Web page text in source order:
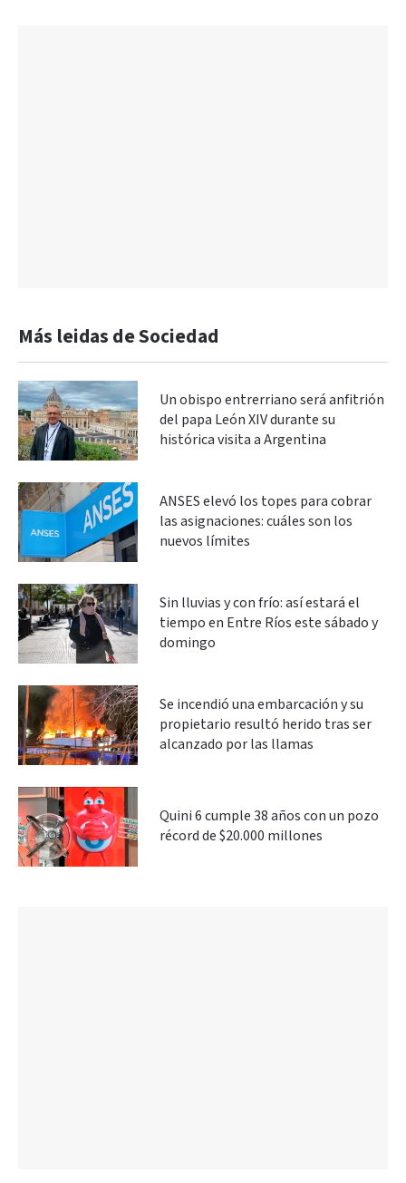
Más leidas de Sociedad
Un obispo entrerriano será anfitrión
del papa León XIV durante su
histórica visita a Argentina
ANSES elevó los topes para cobrar
las asignaciones: cuáles son los
nuevos límites
Sin lluvias y con frío: así estará el
tiempo en Entre Ríos este sábado y
domingo
Se incendió una embarcación y su
propietario resultó herido tras ser
alcanzado por las llamas
Quini 6 cumple 38 años con un pozo
récord de $20.000 millones